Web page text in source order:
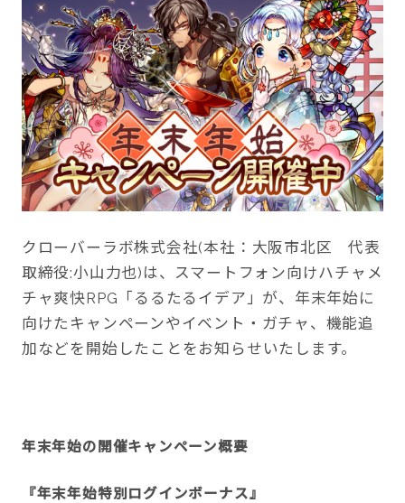
クローバーラボ株式会社(本社：大阪市北区 代表
取締役:小山力也)は、スマートフォン向けハチャメ
チャ爽快RPG「るるたるイデア」が、年末年始に
向けたキャンペーンやイベント・ガチャ、機能追
加などを開始したことをお知らせいたします。
年末年始の開催キャンペーン概要
『年末年始特別ログインボーナス』